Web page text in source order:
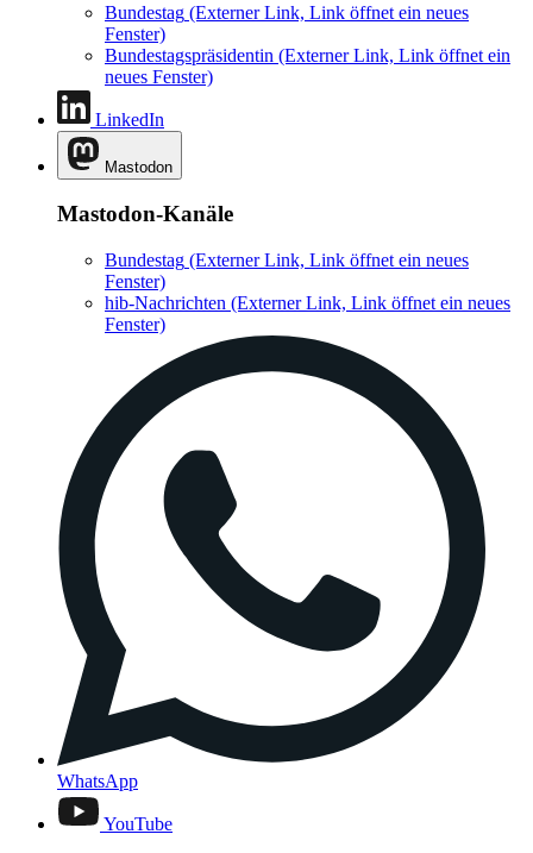
Bundestag (Externer Link, Link öffnet ein neues
Fenster)
Bundestagspräsidentin (Externer Link, Link öffnet ein
neues Fenster)
LinkedIn
Mastodon
Mastodon-Kanäle
Bundestag (Externer Link, Link öffnet ein neues
Fenster)
hib-Nachrichten (Externer Link, Link öffnet ein neues
Fenster)
WhatsApp
YouTube